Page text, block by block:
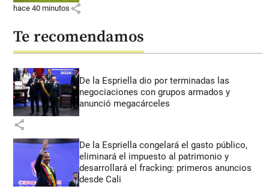
hace 40 minutos share
Te recomendamos
De la Espriella dio por terminadas las
negociaciones con grupos armados y
anunció megacárceles
share
De la Espriella congelará el gasto público,
eliminará el impuesto al patrimonio y
desarrollará el fracking: primeros anuncios
desde Cali